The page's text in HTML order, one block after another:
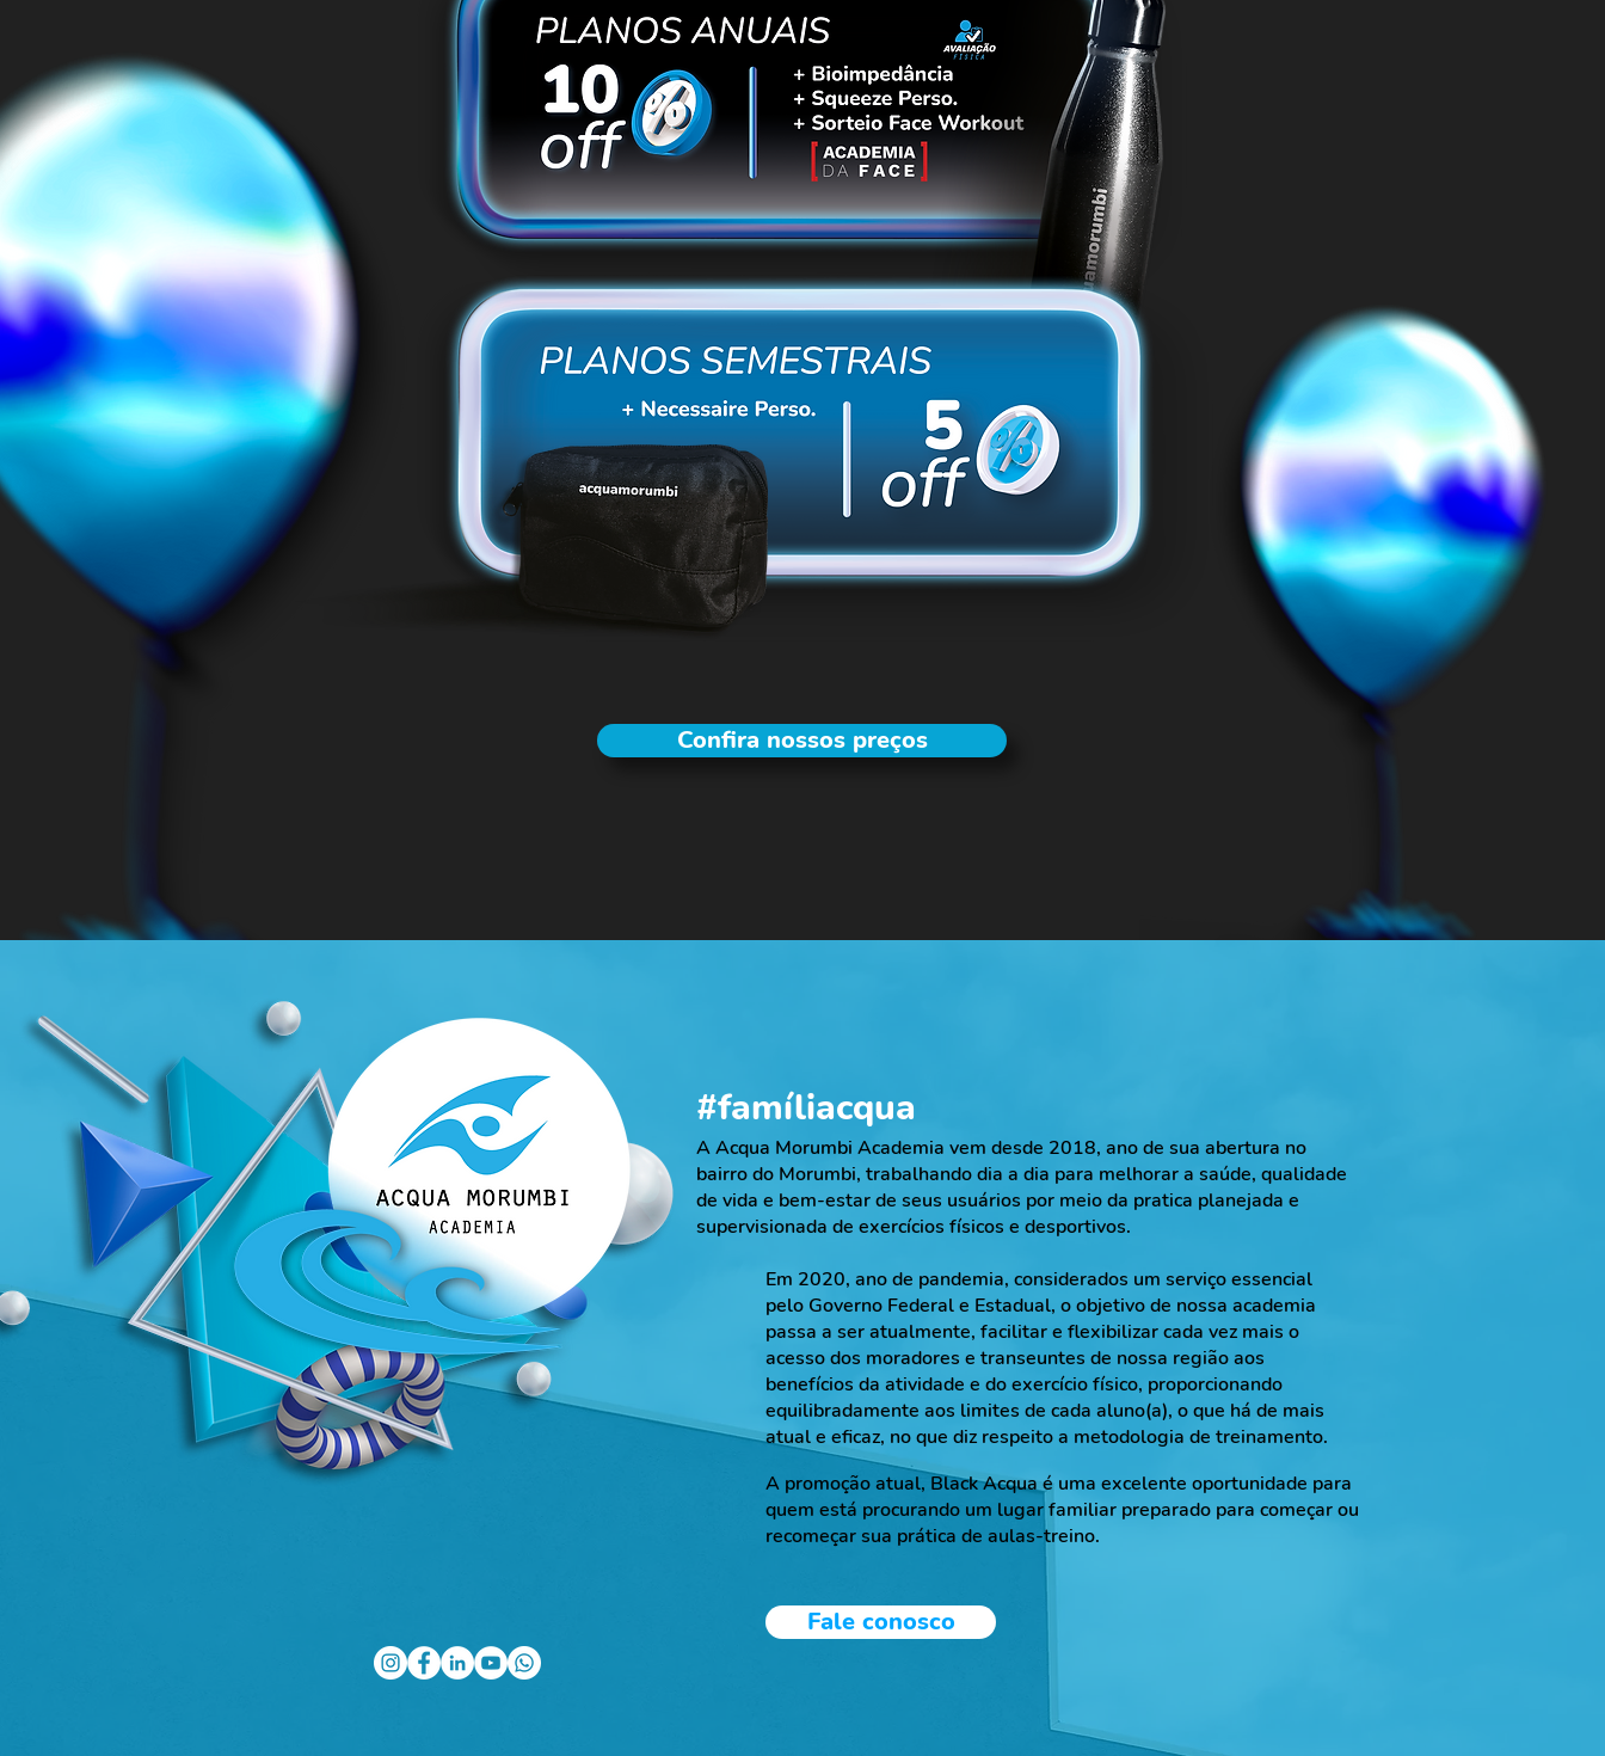
Confira nossos preços
Em 2020, ano de pandemia, considerados um serviço essencial
pelo Governo Federal e Estadual, o objetivo de nossa academia
passa a ser atualmente, facilitar e flexibilizar cada vez mais o
acesso dos moradores e transeuntes de nossa região aos
benefícios da atividade e do exercício físico, proporcionando
equilibradamente aos limites de cada aluno(a), o que há de mais
atual e eficaz, no que diz respeito a metodologia de treinamento.
#famíliacqua
A promoção atual, Black Acqua é uma excelente oportunidade para
quem está procurando um lugar familiar preparado para começar ou
recomeçar sua prática de aulas-treino.
A Acqua Morumbi Academia vem desde 2018, ano de sua abertura no
bairro do Morumbi, trabalhando dia a dia para melhorar a saúde, qualidade
de vida e bem-estar de seus usuários por meio da pratica planejada e
supervisionada de exercícios físicos e desportivos.
Fale conosco